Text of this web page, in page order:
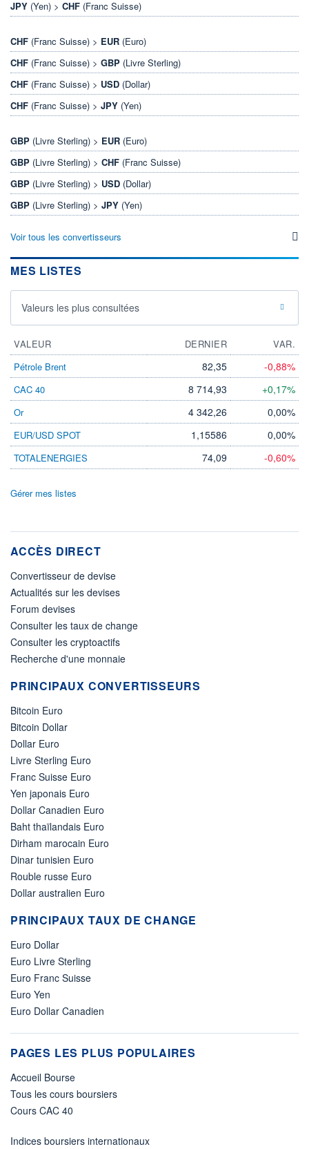
JPY (Yen) > CHF (Franc Suisse)
CHF (Franc Suisse) > EUR (Euro)
CHF (Franc Suisse) > GBP (Livre Sterling)
CHF (Franc Suisse) > USD (Dollar)
CHF (Franc Suisse) > JPY (Yen)
GBP (Livre Sterling) > EUR (Euro)
GBP (Livre Sterling) > CHF (Franc Suisse)
GBP (Livre Sterling) > USD (Dollar)
GBP (Livre Sterling) > JPY (Yen)
Voir tous les convertisseurs
MES LISTES
Valeurs les plus consultées
VALEUR DERNIER
VAR.
Pétrole Brent
82,35 -0,88%
CAC 40 8 714,93 +0,17%
Or 4 342,26 0,00%
EUR/USD SPOT 1,15586 0,00%
TOTALENERGIES 74,09 -0,60%
Gérer mes listes
ACCÈS DIRECT
Convertisseur de devise
Actualités sur les devises
Forum devises
Consulter les taux de change
Consulter les cryptoactifs
Recherche d'une monnaie
PRINCIPAUX CONVERTISSEURS
Bitcoin Euro
Bitcoin Dollar
Dollar Euro
Livre Sterling Euro
Franc Suisse Euro
Yen japonais Euro
Dollar Canadien Euro
Baht thaïlandais Euro
Dirham marocain Euro
Dinar tunisien Euro
Rouble russe Euro
Dollar australien Euro
PRINCIPAUX TAUX DE CHANGE
Euro Dollar
Euro Livre Sterling
Euro Franc Suisse
Euro Yen
Euro Dollar Canadien
PAGES LES PLUS POPULAIRES
Accueil Bourse
Tous les cours boursiers
Cours CAC 40
Indices boursiers internationaux